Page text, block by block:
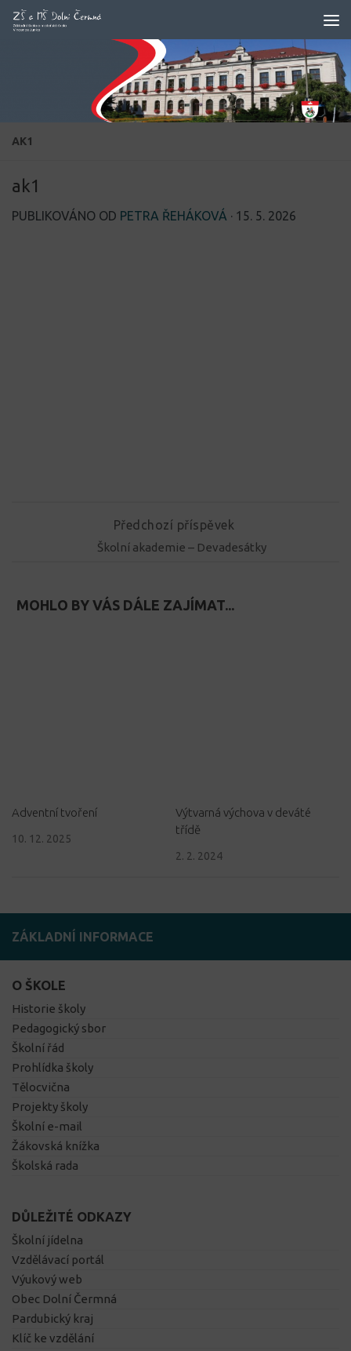
Skip to content
AK1
ak1
PUBLIKOVÁNO OD PETRA ŘEHÁKOVÁ · 15. 5. 2026
Předchozí příspěvek
Školní akademie – Devadesátky
MOHLO BY VÁS DÁLE ZAJÍMAT...
Adventní tvoření
10. 12. 2025
Výtvarná výchova v deváté
třídě
2. 2. 2024
ZÁKLADNÍ INFORMACE
O ŠKOLE
Historie školy
Pedagogický sbor
Školní řád
Prohlídka školy
Tělocvična
Projekty školy
Školní e-mail
Žákovská knížka
Školská rada
DŮLEŽITÉ ODKAZY
Školní jídelna
Vzdělávací portál
Výukový web
Obec Dolní Čermná
Pardubický kraj
Klíč ke vzdělání